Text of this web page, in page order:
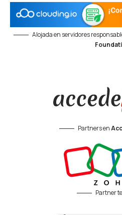
Alojada en servidores
Partners en
Partner